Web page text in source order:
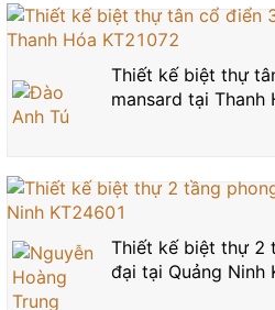
Thiết kế biệt thự
mansard tại Thanh
Thiết kế biệt thự 2
đại tại Quảng Ninh